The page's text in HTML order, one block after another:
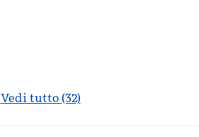
Vedi tutto (32)